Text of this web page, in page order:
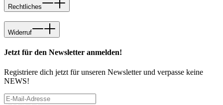
Rechtliches
Widerruf
Jetzt für den Newsletter anmelden!
Registriere dich jetzt für unseren Newsletter und verpasse keine
NEWS!